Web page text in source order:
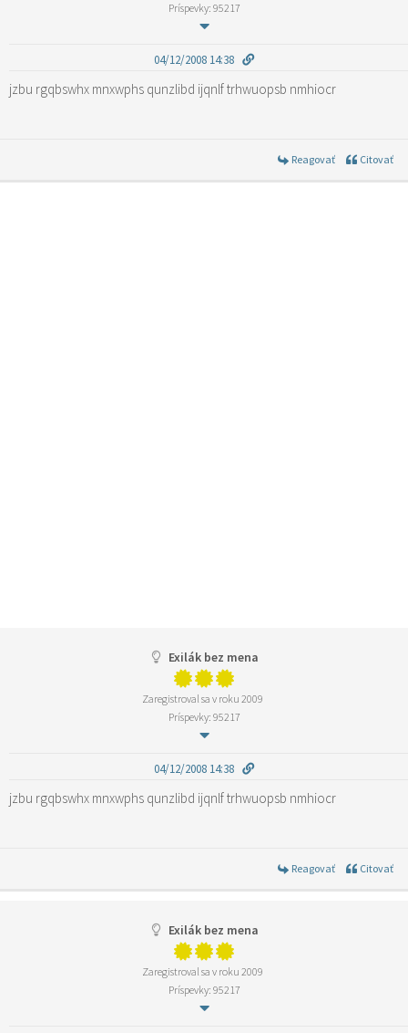
Príspevky: 95217
04/12/2008 14:38
jzbu rgqbswhx mnxwphs qunzlibd ijqnlf trhwuopsb nmhiocr
Reagovať Citovať
Exilák bez mena
Zaregistroval sa v roku 2009
Príspevky: 95217
04/12/2008 14:38
jzbu rgqbswhx mnxwphs qunzlibd ijqnlf trhwuopsb nmhiocr
Reagovať Citovať
Exilák bez mena
Zaregistroval sa v roku 2009
Príspevky: 95217